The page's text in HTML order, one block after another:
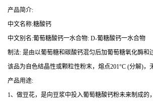
产品简介:
中文名称:糖酸钙
中文别名:葡萄糖酸钙一水合物: D-葡糖酸钙一水合物
制法: 是由以葡萄糖和碳酸钙混匀后加葡萄糖氧化酶
该品为自色结晶性或颗粒性粉末，熔点201°C (分解)，
产品用途:
1、做豆花，是向豆浆中投入葡萄糖酸钙粉未来制成